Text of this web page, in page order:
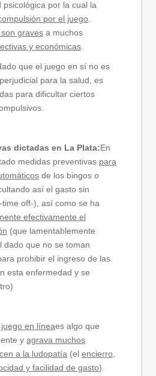
psicológica por la cual la
por el juego
graves a muchos
y económicas
que el juego en sí no es
para la salud, es
para dificultar ciertos
dictadas en La Plata:En
medidas preventivas para
de los bingos o
así el gasto sin
off-), así como se ha
efectivamente el
(que lamentablemente
dado que no se toman
prohibir el ingreso de las
esta enfermedad y se
juego en líneaes algo que
y agrava muchos
a la ludopatía (el encierro
y facilidad de gasto).